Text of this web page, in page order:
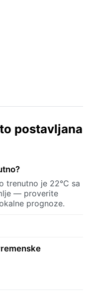
postavljana
trenutno je 22°C sa
— proverite
prognoze.